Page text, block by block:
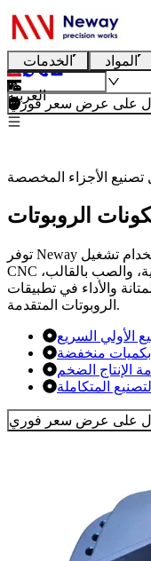
الخدمات المواد
العربية
على عرض سعر فوري
تصنيع الأجزاء المخصصة
الروبوتات
توفر Neway خدمات تصنيع مكونات الروبوتات باستخدام تشغيل
CNC والطباعة ثلاثية الأبعاد والقولبة الفراغية، والصب بالقالب،
والأداء في تطبيقات
الروبوتات المتقدمة.
الأولي السريع
بكميات منخفضة
الإنتاج الضخم
المتكاملة
على عرض سعر فوري